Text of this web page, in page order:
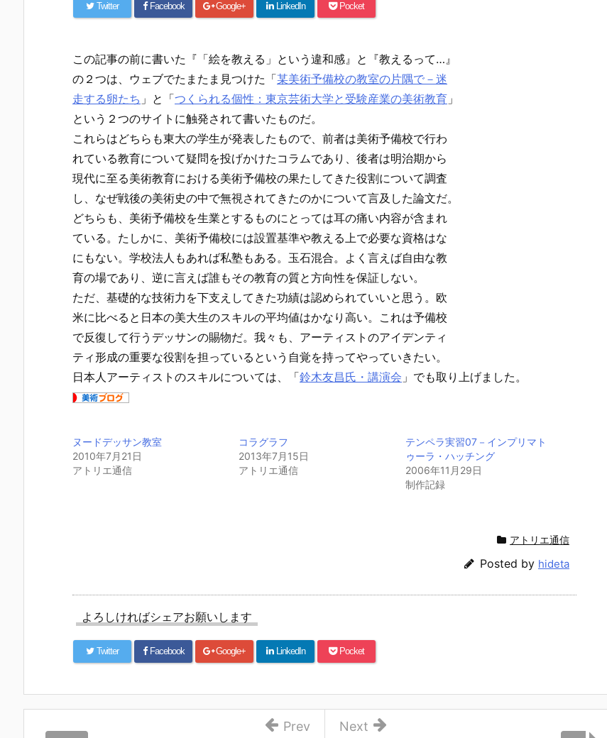
Twitter Facebook Google+ LinkedIn Pocket
この記事の前に書いた『「絵を教える」という違和感』と『教えるって…』
の２つは、ウェブでたまたま見つけた「某美術予備校の教室の片隅で－迷
走する卵たち 」と「つくられる個性：東京芸術大学と受験産業の美術教育 」
という２つのサイトに触発されて書いたものだ。
これらはどちらも東大の学生が発表したもので、前者は美術予備校で行わ
れている教育について疑問を投げかけたコラムであり、後者は明治期から
現代に至る美術教育における美術予備校の果たしてきた役割について調査
し、なぜ戦後の美術史の中で無視されてきたのかについて言及した論文だ。
どちらも、美術予備校を生業とするものにとっては耳の痛い内容が含まれ
ている。たしかに、美術予備校には設置基準や教える上で必要な資格はな
にもない。学校法人もあれば私塾もある。玉石混合。よく言えば自由な教
育の場であり、逆に言えば誰もその教育の質と方向性を保証しない。
ただ、基礎的な技術力を下支えしてきた功績は認められていいと思う。欧
米に比べると日本の美大生のスキルの平均値はかなり高い。これは予備校
で反復して行うデッサンの賜物だ。我々も、アーティストのアイデンティ
ティ形成の重要な役割を担っているという自覚を持ってやっていきたい。
日本人アーティストのスキルについては、「鈴木友昌氏・講演会 」でも取り上げました。
ヌードデッサン教室
2010年7月21日
アトリエ通信
コラグラフ
2013年7月15日
アトリエ通信
テンペラ実習07－インプリマト
ゥーラ・ハッチング
2006年11月29日
制作記録
アトリエ通信
Posted by hideta
よろしければシェアお願いします
Twitter Facebook Google+ LinkedIn Pocket
Next
Prev